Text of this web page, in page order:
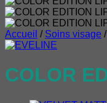
Accueil / Soins visage /
COLOR